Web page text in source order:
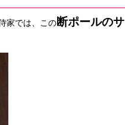
家では、この断ポールのサ